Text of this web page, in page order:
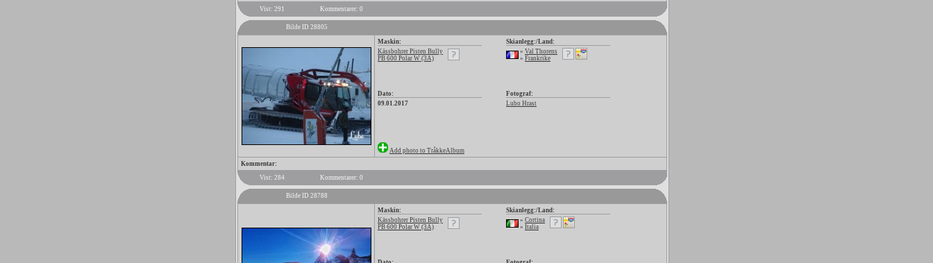
Vist: 291
Kommentarer: 0
Bilde ID 28805
Maskin:
Kässbohrer Pisten Bully
PB 600 Polar W (3A)
Skianlegg:/Land:
» Val Thorens
» Frankrike
Dato:
09.01.2017
Fotograf:
Lubo Hrast
Add photo to TråkkeAlbum
Kommentar:
Vist: 284
Kommentarer: 0
Bilde ID 28788
Maskin:
Kässbohrer Pisten Bully
PB 600 Polar W (3A)
Skianlegg:/Land:
» Cortina
» Italia